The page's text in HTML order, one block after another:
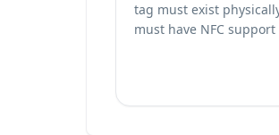
tag must exist
must have NFC